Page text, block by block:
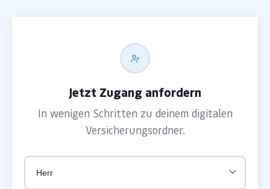
Jetzt Zugang anfordern
In wenigen Schritten zu deinem digitalen
Versicherungsordner.